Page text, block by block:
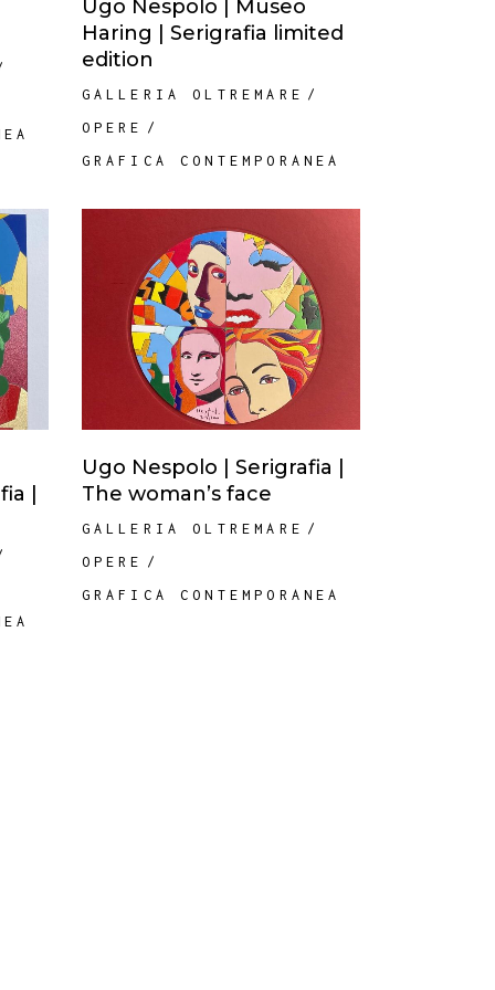
Ugo Nespolo | Museo
Haring | Serigrafia limited
edition
GALLERIA OLTREMARE
OPERE
GRAFICA CONTEMPORANEA
|
Ugo Nespolo | Serigrafia |
The woman’s face
GALLERIA OLTREMARE
OPERE
GRAFICA CONTEMPORANEA